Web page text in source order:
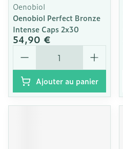
Oenobiol
Oenobiol Perfect Bronze
Intense Caps 2x30
54,90 €
Quantité
Ajouter au panier